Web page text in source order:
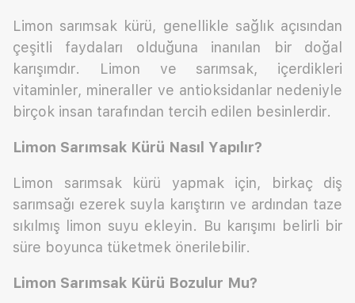
Limon sarımsak kürü, genellikle sağlık açısından
çeşitli faydaları olduğuna inanılan bir doğal
karışımdır. Limon ve sarımsak, içerdikleri
vitaminler, mineraller ve antioksidanlar nedeniyle
birçok insan tarafından tercih edilen besinlerdir.
Limon Sarımsak Kürü Nasıl Yapılır?
Limon sarımsak kürü yapmak için, birkaç diş
sarımsağı ezerek suyla karıştırın ve ardından taze
sıkılmış limon suyu ekleyin. Bu karışımı belirli bir
süre boyunca tüketmek önerilebilir.
Limon Sarımsak Kürü Bozulur Mu?